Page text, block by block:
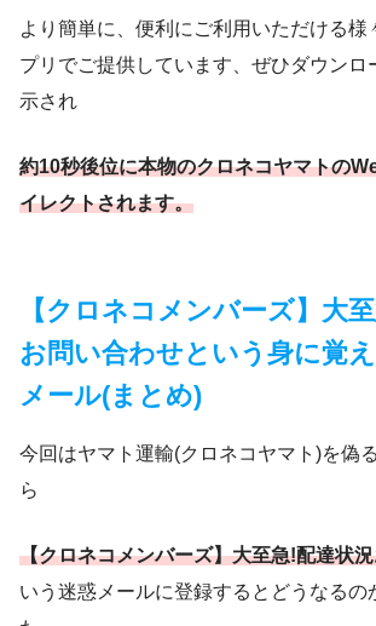
より簡単に、便利にご利用いただける様
プリでご提供しています、ぜひダウンロ
示され
約10秒後位に本物のクロネコヤマトの
イレクトされます。
【クロネコメンバーズ】大
お問い合わせという身に覚
メール(まとめ)
今回はヤマト運輸(クロネコヤマト)を偽
ら
【クロネコメンバーズ】大至急!配達状
いう迷惑メールに登録するとどうなるの